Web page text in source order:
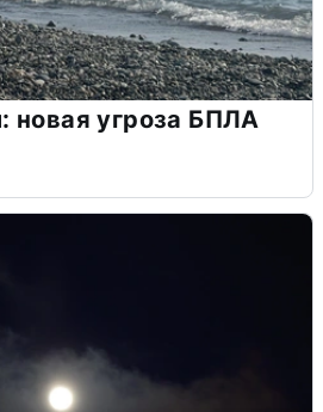
новая угроза БПЛА